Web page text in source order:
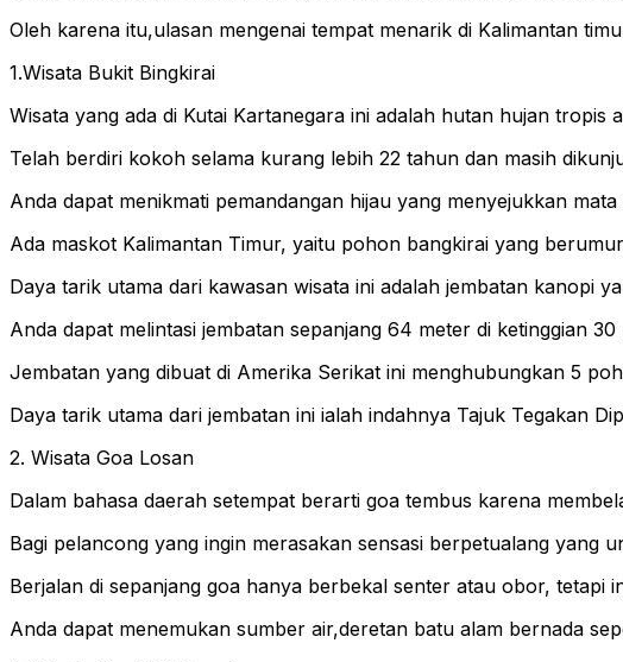
Oleh karena itu,ulasan mengenai tempat menarik di Kalimantan
1.Wisata Bukit Bingkirai
Wisata yang ada di Kutai Kartanegara ini adalah hutan hujan tropis
Telah berdiri kokoh selama kurang lebih 22 tahun dan masih
Anda dapat menikmati pemandangan hijau yang menyejukkan
Ada maskot Kalimantan Timur, yaitu pohon bangkirai yang
Daya tarik utama dari kawasan wisata ini adalah jembatan kanopi
Anda dapat melintasi jembatan sepanjang 64 meter di ketinggian
Jembatan yang dibuat di Amerika Serikat ini menghubungkan 5
Daya tarik utama dari jembatan ini ialah indahnya Tajuk Tegakan
2. Wisata Goa Losan
Dalam bahasa daerah setempat berarti goa tembus karena
Bagi pelancong yang ingin merasakan sensasi berpetualang yang
Berjalan di sepanjang goa hanya berbekal senter atau obor, tetapi
Anda dapat menemukan sumber air,deretan batu alam bernada